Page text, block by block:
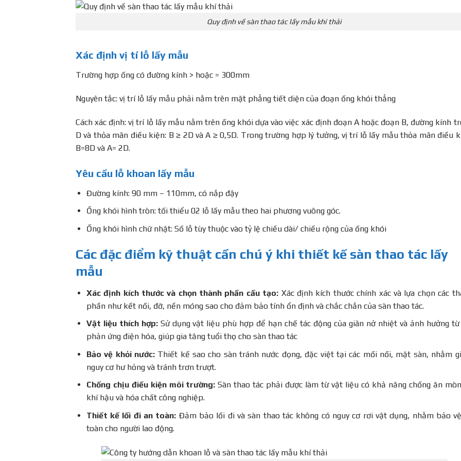
Quy định về sàn thao tác lấy mẫu khí thải
Xác định vị tí lỗ lấy mẫu
Trường hợp ống có đường kính > hoặc = 300mm
Nguyên tắc: vị trí lỗ lấy mẫu phải nằm trên mặt phẳng tiết diện của đoạn ống khói thẳng
Cách xác định: vị trí lỗ lấy mẫu nằm trên ống khói dựa vào việc xác định đoạn A hoặc đoạn B, đường kính
D và thỏa mãn điều kiện: B ≥ 2D và A ≥ 0,5D. Trong trường hợp lý tưởng, vị trí lỗ lấy mẫu thỏa mãn điều
B=8D và A= 2D.
Yêu cầu lỗ khoan lấy mẫu
Đường kính: 90 mm – 110mm, có nắp đậy
Ống khói hình tròn: tối thiểu 02 lỗ lấy mẫu theo hai phương vuông góc.
Ống khói hình chữ nhật: Số lỗ tùy thuộc vào tỷ lệ chiều dài/ chiều rộng của ống khói
Các đặc điểm kỹ thuật cần chú ý khi thiết kế sàn thao tác lấy
mẫu
Xác định kích thước và chọn thành phần cấu tạo: Xác định kích thước chính xác và lựa chọn các
phần như kết nối, đỡ, nền móng sao cho đảm bảo tính ổn định và chắc chắn của sàn thao tác.
Vật liệu thích hợp:Sử dụng vật liệu phù hợp để hạn chế tác động của giãn nở nhiệt và ảnh hưởng từ
phản ứng điện hóa, giúp gia tăng tuổi thọ cho sàn thao tác
Bảo vệ khỏi nước: Thiết kế sao cho sàn tránh nước đọng, đặc việt tại các mối nối, mặt sàn, nhằm
nguy cơ hư hỏng và tránh trơn trượt.
Chống chịu điều kiện môi trường:Sàn thao tác phải được làm từ vật liệu có khả năng chống ăn
khí hậu và hóa chất công nghiệp.
Thiết kế lối đi an toàn: Đảm bảo lối đi và sàn thao tác không có nguy cơ rơi vật dụng, nhằm bảo
toàn cho người lao động.